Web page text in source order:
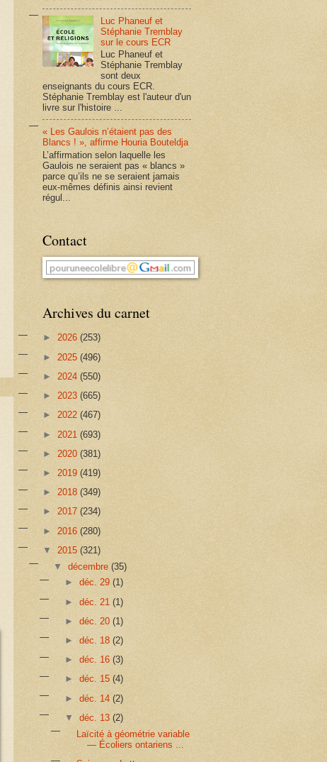
Luc Phaneuf et
Stéphanie Tremblay
sur le cours ECR
Luc Phaneuf et
Stéphanie Tremblay
sont deux
enseignants du cours ECR.
Stéphanie Tremblay est l'auteur d'un
livre sur l'histoire ...
« Les Gaulois n’étaient pas des
Blancs ! », affirme Houria Bouteldja
L’affirmation selon laquelle les
Gaulois ne seraient pas « blancs »
parce qu’ils ne se seraient jamais
eux-mêmes définis ainsi revient
régul...
Contact
Archives du carnet
► 2026 (253)
► 2025 (496)
► 2024 (550)
► 2023 (665)
► 2022 (467)
► 2021 (693)
► 2020 (381)
► 2019 (419)
► 2018 (349)
► 2017 (234)
► 2016 (280)
▼ 2015 (321)
▼décembre(35)
► déc. 29 (1)
► déc. 21 (1)
► déc. 20 (1)
► déc. 18 (2)
► déc. 16 (3)
► déc. 15 (4)
► déc. 14 (2)
▼ déc. 13 (2)
Laïcité à géométrie variable
— Écoliers ontariens ...